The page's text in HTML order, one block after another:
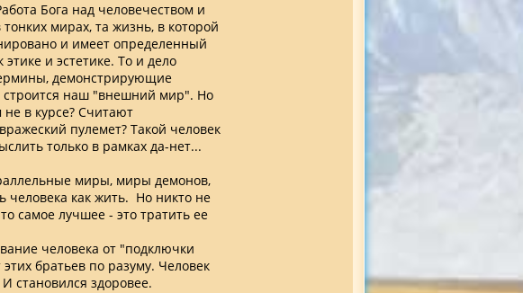
Бога над человечеством и
мирах, та жизнь, в которой
и имеет определенный
и эстетике. То и дело
демонстрирующие
строится наш "внешний мир". Но
в курсе? Считают
пулемет? Такой человек
только в рамках да-нет...
миры, миры демонов,
человека как жить. Но никто не
самое лучшее - это тратить ее
человека от "подключки
братьев по разуму. Человек
становился здоровее.